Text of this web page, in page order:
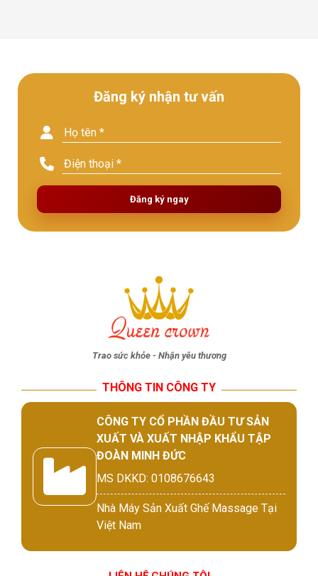
Đăng ký nhận tư vấn
Đăng ký ngay
Trao sức khỏe - Nhận yêu thương
THÔNG TIN CÔNG TY
CÔNG TY CỔ PHẦN ĐẦU TƯ SẢN
XUẤT VÀ XUẤT NHẬP KHẨU TẬP
ĐOÀN MINH ĐỨC
MS DKKD: 0108676643
Nhà Máy Sản Xuất Ghế Massage Tại
Việt Nam